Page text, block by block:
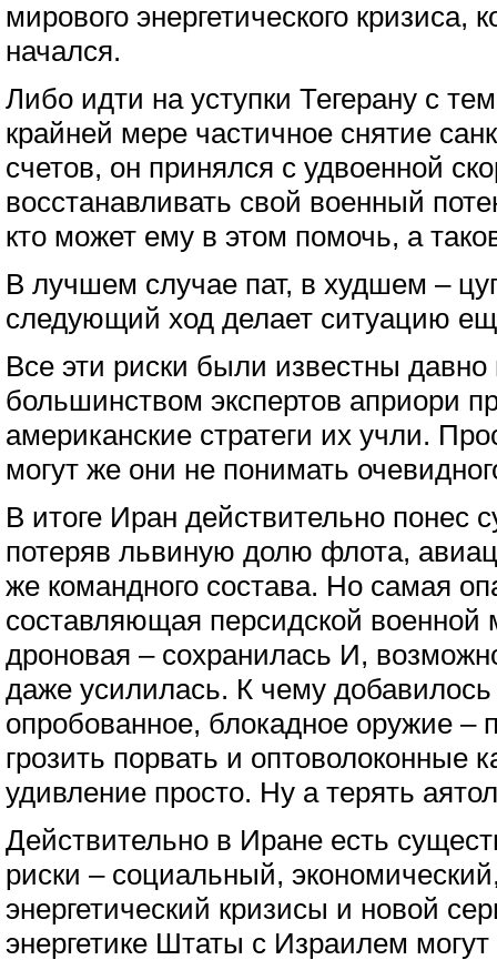
мирового энергетического кризиса,
начался.
Либо идти на уступки Тегерану с
крайней мере частичное снятие
счетов, он принялся с удвоенной
восстанавливать свой военный
кто может ему в этом помочь, а
В лучшем случае пат, в худшем –
следующий ход делает ситуацию
Все эти риски были известны
большинством экспертов априори
американские стратеги их учли.
могут же они не понимать
В итоге Иран действительно понес
потеряв львиную долю флота,
же командного состава. Но самая
составляющая персидской
дроновая – сохранилась И,
даже усилилась. К чему
опробованное, блокадное оружие –
грозить порвать и оптоволоконные
удивление просто. Ну а терять
Действительно в Иране есть
риски – социальный,
энергетический кризисы и новой
энергетике Штаты с Израилем